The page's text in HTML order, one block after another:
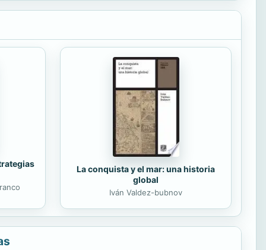
La conquista y el mar: una historia
global
Iván Valdez-bubnov